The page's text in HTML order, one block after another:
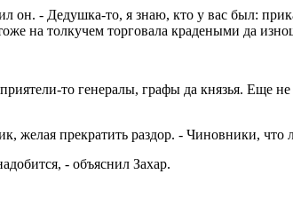
- Дедушка-то, я знаю, кто у вас был:
на толкучем торговала крадеными да
то генералы, графы да князья. Еще
желая прекратить раздор. - Чиновники, что
- объяснил Захар.